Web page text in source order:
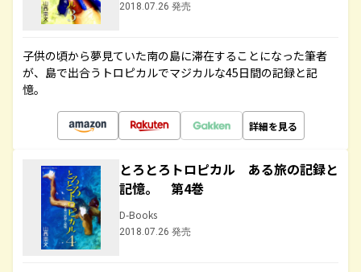
2018.07.26 発売
子供の頃から夢見ていた南の島に滞在することになった筆者
が、島で出合うトロピカルでマジカルな45日間の記録と記
憶。
詳細を見る
とろとろトロピカル ある旅の記録と
記憶。 第4巻
D-Books
2018.07.26 発売